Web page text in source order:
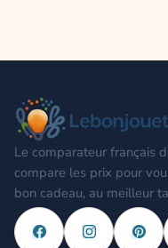
Le comparateur français
compare les prix pour
bon cadeau, au meilleur